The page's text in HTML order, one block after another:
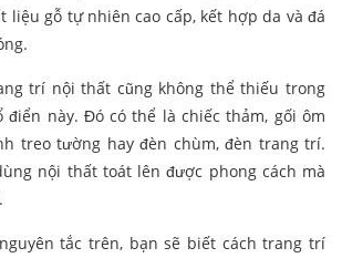
liệu gỗ tự nhiên cao cấp, kết hợp da và đá
trí nội thất cũng không thể thiếu trong
điển này. Đó có thể là chiếc thảm, gối ôm
treo tường hay đèn chùm, đèn trang trí.
nội thất toát lên được phong cách mà
tắc trên, bạn sẽ biết cách trang trí